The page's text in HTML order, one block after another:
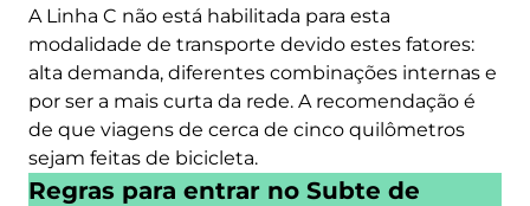
A Linha C não está habilitada para esta
modalidade de transporte devido estes fatores:
alta demanda, diferentes combinações internas e
por ser a mais curta da rede. A recomendação é
de que viagens de cerca de cinco quilômetros
sejam feitas de bicicleta.
Regras para entrar no Subte de